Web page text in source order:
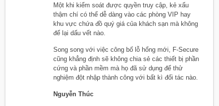
Một khi kiểm soát được quyền truy cập, kẻ xấu
thậm chí có thể dễ dàng vào các phòng VIP hay
khu vực chứa đồ quý giá của khách sạn mà không
để lại dấu vết nào.
Song song với việc công bố lỗ hổng mới, F-Secure
cũng khẳng định sẽ không chia sẻ các thiết bị phần
cứng và phần mềm mà họ đã sử dụng để thử
nghiệm đột nhập thành công với bất kì đối tác nào.
Nguyễn Thúc